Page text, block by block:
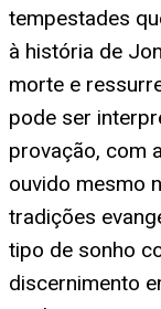
tempestades
à história de
morte e
pode ser
provação, com
ouvido mesmo
tradições
tipo de sonho
discernimento